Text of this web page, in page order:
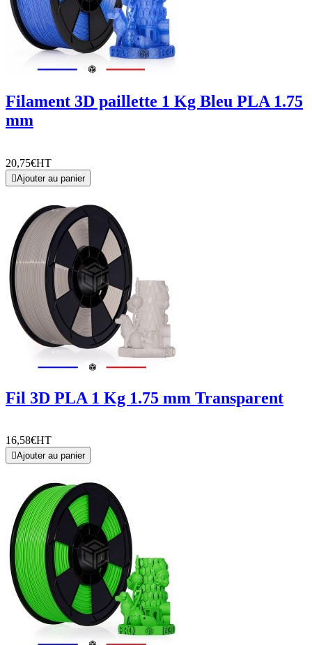
Filament 3D paillette 1 Kg Bleu PLA 1.75
mm
20,75€HT
Ajouter au panier
Fil 3D PLA 1 Kg 1.75 mm Transparent
16,58€HT
Ajouter au panier